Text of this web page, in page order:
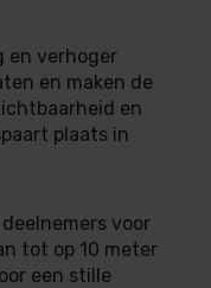
en verhoger
en maken de
en
plaats in
voor
tot op 10 meter
een stille